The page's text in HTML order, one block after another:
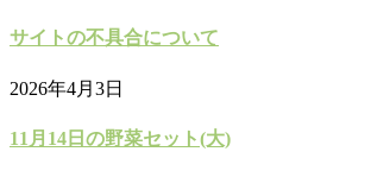
サイトの不具合について
2026年4月3日
11月14日の野菜セット(大)